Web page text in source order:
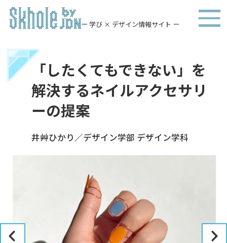
ー 学び × デザイン情報サイト ー
「したくてもできない」を
解決するネイルアクセサリ
ーの提案
井艸ひかり／デザイン学部 デザイン学科